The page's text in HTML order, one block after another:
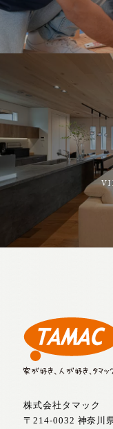
株式会社タマック
〒214-0032 神奈川